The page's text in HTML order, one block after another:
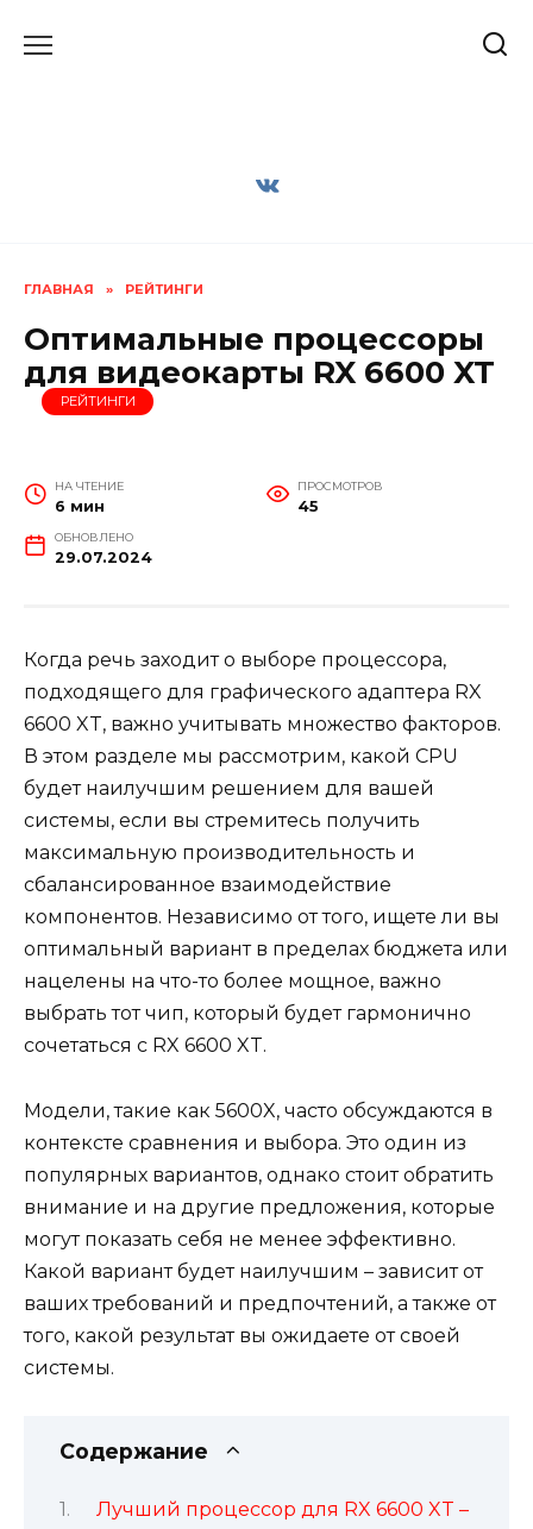
ГЛАВНАЯ » РЕЙТИНГИ
Оптимальные процессоры
для видеокарты RX 6600 XT
РЕЙТИНГИ
НА ЧТЕНИЕ
6 мин
ПРОСМОТРОВ
45
ОБНОВЛЕНО
29.07.2024
Когда речь заходит о выборе процессора,
подходящего для графического адаптера RX
6600 XT, важно учитывать множество факторов.
В этом разделе мы рассмотрим, какой CPU
будет наилучшим решением для вашей
системы, если вы стремитесь получить
максимальную производительность и
сбалансированное взаимодействие
компонентов. Независимо от того, ищете ли вы
оптимальный вариант в пределах бюджета или
нацелены на что-то более мощное, важно
выбрать тот чип, который будет гармонично
сочетаться с RX 6600 XT.
Модели, такие как 5600X, часто обсуждаются в
контексте сравнения и выбора. Это один из
популярных вариантов, однако стоит обратить
внимание и на другие предложения, которые
могут показать себя не менее эффективно.
Какой вариант будет наилучшим – зависит от
ваших требований и предпочтений, а также от
того, какой результат вы ожидаете от своей
системы.
Содержание
Лучший процессор для RX 6600 XT –